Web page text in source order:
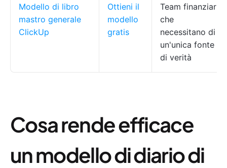
Modello di libro
mastro generale
ClickUp
Ottieni il
modello
gratis
Team finanziari
che
necessitano di
un'unica fonte
di verità
Cosa rende efficace
un modello di diario di